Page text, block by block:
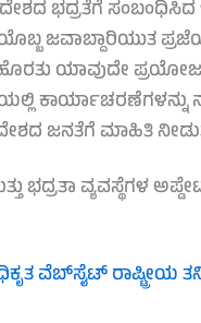
ಭದ್ರತೆಗೆ ಸಂಬಂಧಿಸಿದ
ಜವಾಬ್ದಾರಿಯುತ
ಯಾವುದೇ
ಕಾರ್ಯಾಚರಣೆಗಳನ್ನು
ಜನತೆಗೆ ಮಾಹಿತಿ
ಭದ್ರತಾ ವ್ಯವಸ್ಥೆಗಳ
ವೆಬ್‌ಸೈಟ್ರಾಷ್ಟ್ರೀಯ